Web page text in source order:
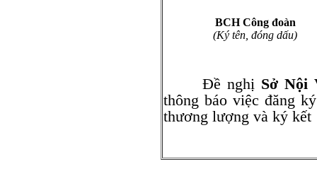
BCH Công đoàn
(Ký tên, đóng dấu)
Đề nghị Sở Nội
thông báo việc đăng
thương lượng và ký kết